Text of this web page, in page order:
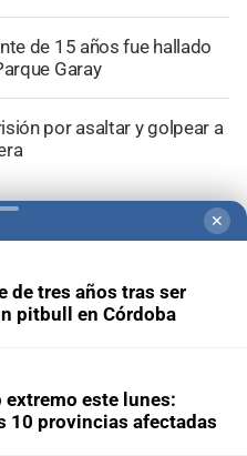
de 15 años fue hallado
Garay
por asaltar y golpear a
✕
de tres años tras ser
pitbull en Córdoba
este lunes:
10 provincias afectadas